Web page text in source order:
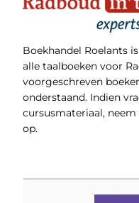
Boekhandel Roelants
alle taalboeken voor
voorgeschreven
onderstaand. Indien
cursusmateriaal,
op.